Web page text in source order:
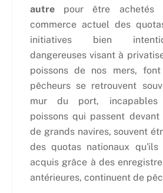
autrepour être achetés
commerce actuel des
initiatives bien
dangereuses visant à
poissons de nos mers,
pêcheurs se retrouvent
mur du port, incapables
poissons qui passent
de grands navires, souvent
des quotas nationaux qu'ils
acquis grâce à des
antérieures, continuent de